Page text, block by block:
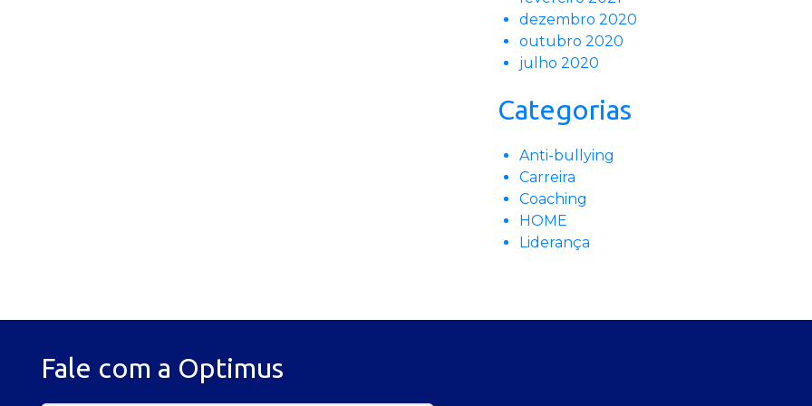
dezembro 2020
outubro 2020
julho 2020
Categorias
Anti-bullying
Carreira
Coaching
HOME
Liderança
Fale com a Optimus